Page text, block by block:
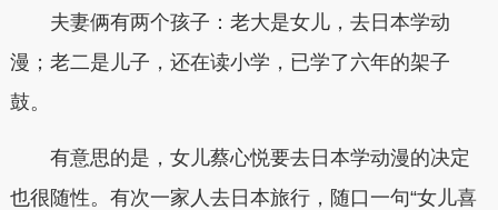
夫妻俩有两个孩子：老大是女儿，去日本学动
漫；老二是儿子，还在读小学，已学了六年的架子
鼓。
有意思的是，女儿蔡心悦要去日本学动漫的决定
也很随性。有次一家人去日本旅行，随口一句“女儿喜